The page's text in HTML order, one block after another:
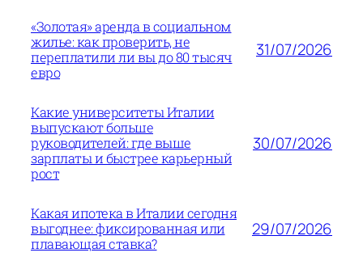
«Золотая» аренда в социальном
жилье: как проверить, не
переплатили ли вы до 80 тысяч
евро
31/07/2026
Какие университеты Италии
выпускают больше
руководителей: где выше
зарплаты и быстрее карьерный
рост
30/07/2026
Какая ипотека в Италии сегодня
выгоднее: фиксированная или
плавающая ставка?
29/07/2026